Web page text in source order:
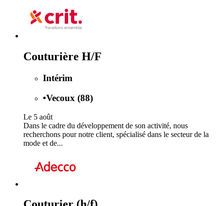
Couturière H/F
Intérim
•Vecoux (88)
Le 5 août
Dans le cadre du développement de son activité, nous
recherchons pour notre client, spécialisé dans le secteur de la
mode et de...